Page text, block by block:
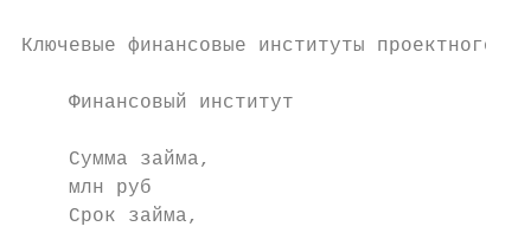
Ключевые финансовые институты проектного
    Финансовый институт
Сумма займа,
    млн руб
Срок займа,